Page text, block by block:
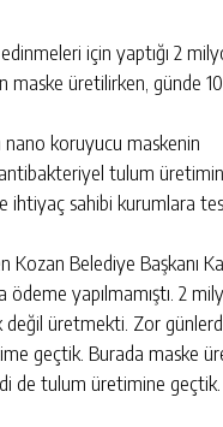
için yaptığı 2
maske üretilirken, günde
nano koruyucu maskenin
antibakteriyel tulum
ihtiyaç sahibi kurumlara
Belediye Başkanı
ödeme yapılmamıştı. 2
üretmekti. Zor
geçtik. Burada maske
de tulum üretimine geçtik.